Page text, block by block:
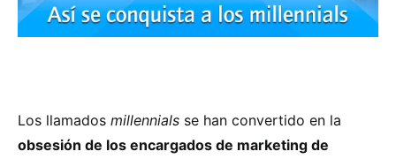
Los llamados millennials se han convertido en la
obsesión de los encargados de marketing de